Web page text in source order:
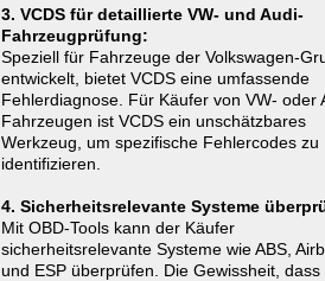
3. VCDS für detaillierte VW- und Audi-
Fahrzeugprüfung:
Speziell für Fahrzeuge der Volkswagen-
entwickelt, bietet VCDS eine umfassende
Fehlerdiagnose. Für Käufer von VW- oder
Fahrzeugen ist VCDS ein unschätzbares
Werkzeug, um spezifische Fehlercodes zu
identifizieren.
4. Sicherheitsrelevante Systeme
Mit OBD-Tools kann der Käufer
sicherheitsrelevante Systeme wie ABS,
und ESP überprüfen. Die Gewissheit, dass